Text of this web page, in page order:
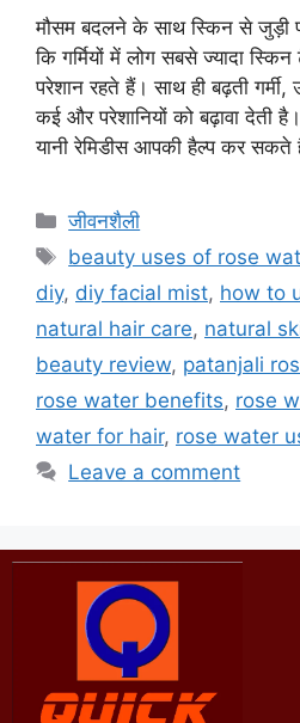
मौसम बदलने के साथ स्किन से जुड़ी
कि गर्मियों में लोग सबसे ज्यादा
परेशान रहते हैं। साथ ही बढ़ती
कई और परेशानियों को बढ़ावा देती
यानी रेमिडीस आपकी हैल्प कर
जीवनशैली
beauty uses of rose
diy, diy facial mist, how to
natural hair care, natural
beauty review, patanjali
rose water benefits, rose
water for hair, rose water
Leave a comment